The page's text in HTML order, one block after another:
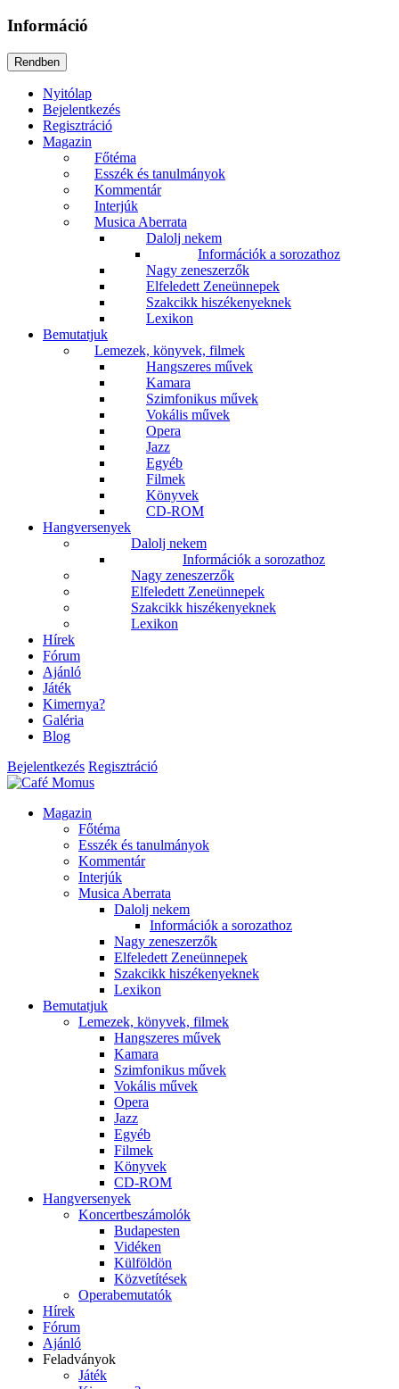
Információ
Nyitólap
Bejelentkezés
Regisztráció
Magazin
Főtéma
Esszék és tanulmányok
Kommentár
Interjúk
Musica Aberrata
Dalolj nekem
Információk a sorozathoz
Nagy zeneszerzők
Elfeledett Zeneünnepek
Szakcikk hiszékenyeknek
Lexikon
Bemutatjuk
Lemezek, könyvek, filmek
Hangszeres művek
Kamara
Szimfonikus művek
Vokális művek
Opera
Jazz
Egyéb
Filmek
Könyvek
CD-ROM
Hangversenyek
Dalolj nekem
Információk a sorozathoz
Nagy zeneszerzők
Elfeledett Zeneünnepek
Szakcikk hiszékenyeknek
Lexikon
Hírek
Fórum
Ajánló
Játék
Kimernya?
Galéria
Blog
Bejelentkezés Regisztráció
Magazin
Főtéma
Esszék és tanulmányok
Kommentár
Interjúk
Musica Aberrata
Dalolj nekem
Információk a sorozathoz
Nagy zeneszerzők
Elfeledett Zeneünnepek
Szakcikk hiszékenyeknek
Lexikon
Bemutatjuk
Lemezek, könyvek, filmek
Hangszeres művek
Kamara
Szimfonikus művek
Vokális művek
Opera
Jazz
Egyéb
Filmek
Könyvek
CD-ROM
Hangversenyek
Koncertbeszámolók
Budapesten
Vidéken
Külföldön
Közvetítések
Operabemutatók
Hírek
Fórum
Ajánló
Feladványok
Játék